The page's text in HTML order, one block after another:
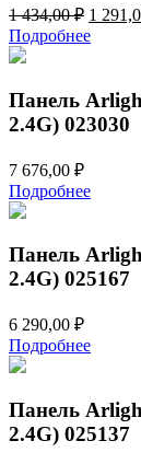
1 434,00₽
цена
434,00
1
Подробнее
Панель
2.4G) 023030
7 676,00 ₽
Подробнее
Панель
2.4G) 025167
6 290,00 ₽
Подробнее
Панель
2.4G) 025137